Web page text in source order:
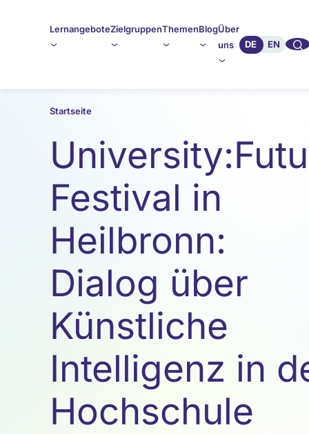
LernangeboteZielgruppenThemenBlogÜber
uns
DE EN 🔍︎︎
Startseite
Festival in
Heilbronn:
Dialog über
Künstliche
Intelligenz in
Hochschule